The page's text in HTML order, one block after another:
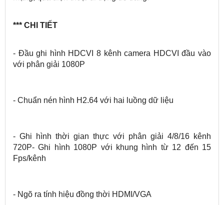
*** CHI TIẾT
- Đầu ghi hình HDCVI 8 kênh camera HDCVI đầu vào
với phân giải 1080P
- Chuẩn nén hình H2.64 với hai luồng dữ liệu
- Ghi hình thời gian thực với phân giải 4/8/16 kênh
720P- Ghi hình 1080P với khung hình từ 12 đến 15
Fps/kênh
- Ngõ ra tính hiệu đồng thời HDMI/VGA